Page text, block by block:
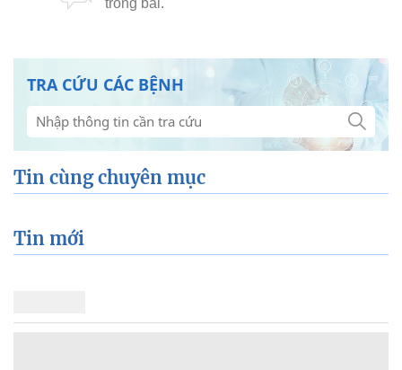
TRA CỨU CÁC BỆNH
Tin cùng chuyên mục
Tin mới